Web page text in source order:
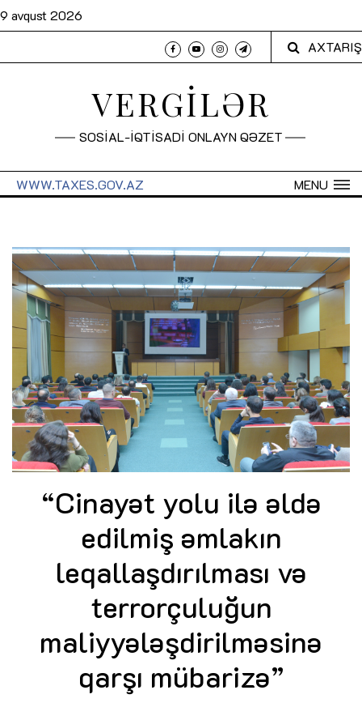
9 avqust 2026
AXTARIŞ
VERGİLƏR
SOSİAL-İQTİSADİ ONLAYN QƏZET
MENU
WWW.TAXES.GOV.AZ
“Cinayət yolu ilə əldə
edilmiş əmlakın
leqallaşdırılması və
terrorçuluğun
maliyyələşdirilməsinə
qarşı mübarizə”